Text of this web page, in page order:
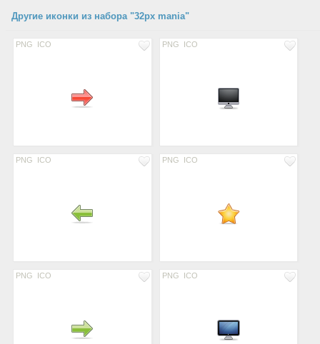
Другие иконки из набора "32px mania"
PNG ICO PNG ICO
PNG ICO PNG ICO
PNG ICO PNG ICO